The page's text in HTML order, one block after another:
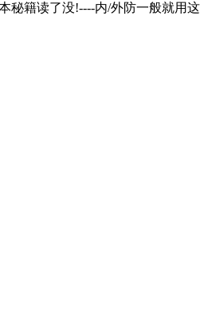
籍读了没!----内/外防一般就用这